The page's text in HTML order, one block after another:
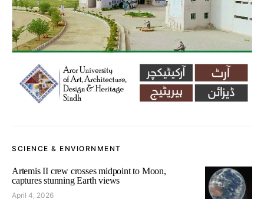
SCIENCE & ENVIORNMENT
Artemis II crew crosses midpoint to Moon,
captures stunning Earth views
April 4, 2026